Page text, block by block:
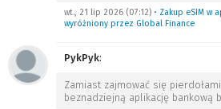
wt., 21 lip 2026 (07:12) • Zakup eSIM w
wyróżniony przez Global Finance
PykPyk:
Zamiast zajmować się
beznadziejną aplikację bankową